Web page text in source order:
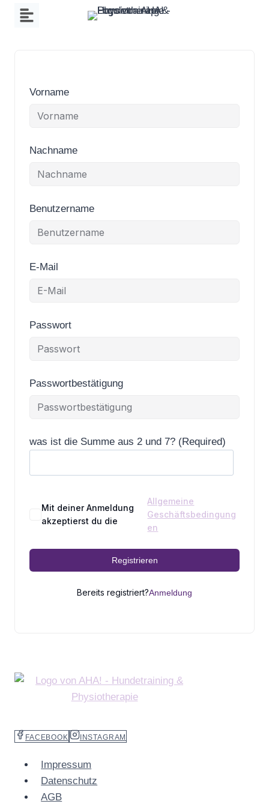
Inhalt
Vorname
Nachname
Benutzername
E-Mail
Passwort
Passwortbestätigung
was ist die Summe aus 2 und 7? (Required)
Mit deiner Anmeldung
akzeptierst du die
Allgemeine
Geschäftsbedingung
en
Registrieren
Bereits registriert?Anmeldung
FACEBOOK INSTAGRAM
Impressum
Datenschutz
AGB